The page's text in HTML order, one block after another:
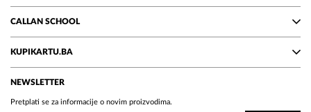
CALLAN SCHOOL
KUPIKARTU.BA
NEWSLETTER
Pretplati se za informacije o novim proizvodima.